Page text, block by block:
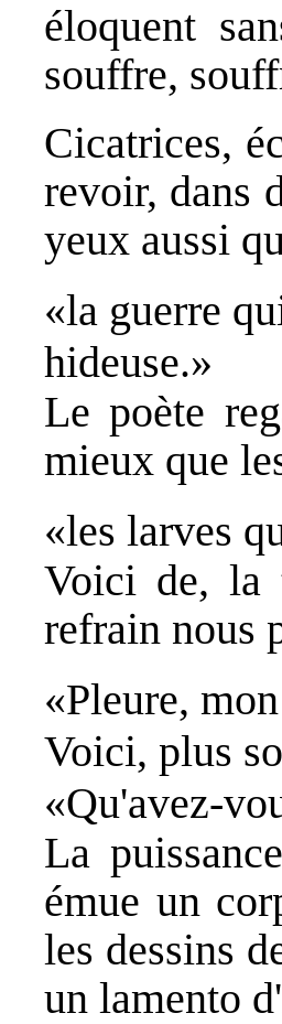
éloquent
souffre,
Cicatrices,
revoir, dans
yeux aussi
«la guerre
hideuse.»
Le poète
mieux que
«les larves
Voici de, la
refrain nous
«Pleure,
Voici, plus
«Qu'avez-
La
émue un
les dessins
un lamento